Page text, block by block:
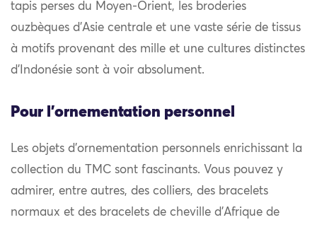
tapis perses du Moyen-Orient, les broderies
ouzbèques d’Asie centrale et une vaste série de tissus
à motifs provenant des mille et une cultures distinctes
d’Indonésie sont à voir absolument.
Pour l'ornementation personnel
Les objets d’ornementation personnels enrichissant la
collection du TMC sont fascinants. Vous pouvez y
admirer, entre autres, des colliers, des bracelets
normaux et des bracelets de cheville d’Afrique de